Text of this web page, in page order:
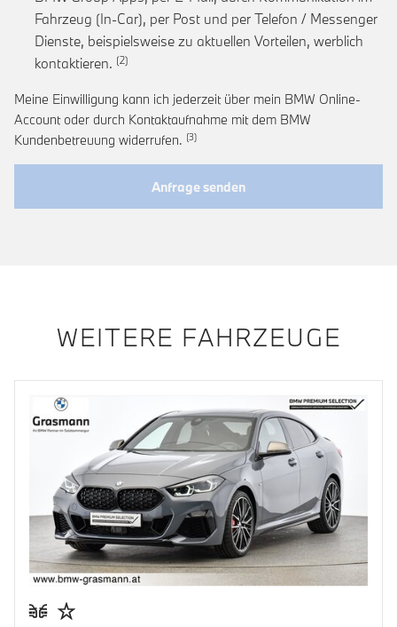
Fahrzeug (In-Car), per Post und per Telefon / Messenger
Dienste, beispielsweise zu aktuellen Vorteilen, werblich
kontaktieren. Link zur Fußnote: Einwilligung zur
Meine Einwilligung kann ich jederzeit über mein BMW Online-
Account oder durch Kontaktaufnahme mit dem BMW
Kundenbetreuung widerrufen. Link zur Fußnote: Widerruf der
Anfrage senden
WEITERE FAHRZEUGE